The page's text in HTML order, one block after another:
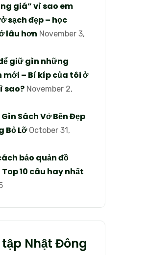
giá” vì sao em
sạch đẹp – học
lâu hơn November 3,
giữ gìn những
mới – Bí kíp của tôi ở
sao? November 2,
Sách Vở Bền Đẹp
Bỏ Lỡ October 31,
bảo quản đồ
10 câu hay nhất
Nhật Đông